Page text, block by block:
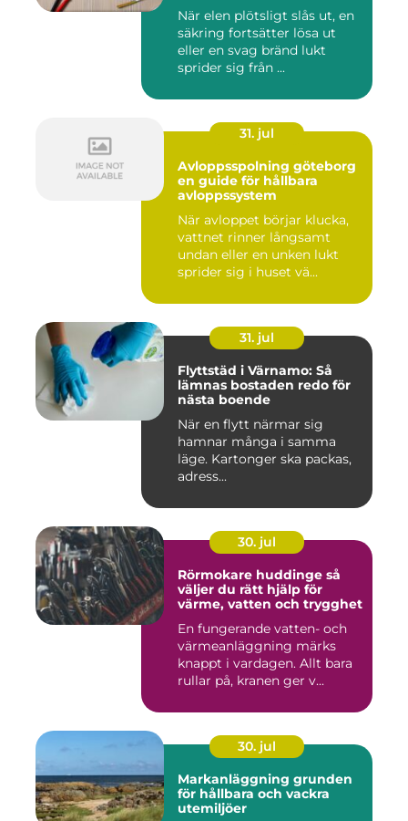
När elen plötsligt slås ut, en
säkring fortsätter lösa ut
eller en svag bränd lukt
sprider sig från ...
31. jul
Avloppsspolning göteborg
en guide för hållbara
avloppssystem
När avloppet börjar klucka,
vattnet rinner långsamt
undan eller en unken lukt
sprider sig i huset vä...
31. jul
Flyttstäd i Värnamo: Så
lämnas bostaden redo för
nästa boende
När en flytt närmar sig
hamnar många i samma
läge. Kartonger ska packas,
adress...
30. jul
Rörmokare huddinge så
väljer du rätt hjälp för
värme, vatten och trygghet
En fungerande vatten- och
värmeanläggning märks
knappt i vardagen. Allt bara
rullar på, kranen ger v...
30. jul
Markanläggning grunden
för hållbara och vackra
utemiljöer